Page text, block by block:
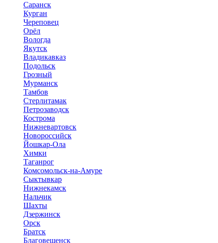
Саранск
Курган
Череповец
Орёл
Вологда
Якутск
Владикавказ
Подольск
Грозный
Мурманск
Тамбов
Стерлитамак
Петрозаводск
Кострома
Нижневартовск
Новороссийск
Йошкар-Ола
Химки
Таганрог
Комсомольск-на-Амуре
Сыктывкар
Нижнекамск
Нальчик
Шахты
Дзержинск
Орск
Братск
Благовещенск